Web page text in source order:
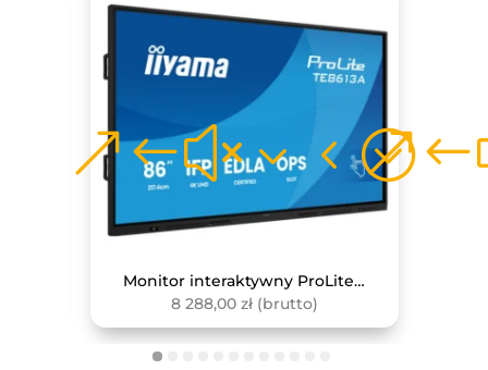
Monitor interaktywny ProLite TE8613A-B2AG
8 288,00 zł (brutto)